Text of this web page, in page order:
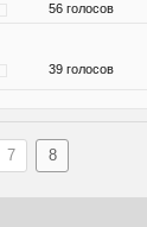
56 голосов
39 голосов
7 8